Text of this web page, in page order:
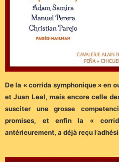
De la « corrida symphonique » en
et Juan Leal, mais encore celle
susciter une grosse
promises, et enfin la «
antérieurement, a déjà reçu